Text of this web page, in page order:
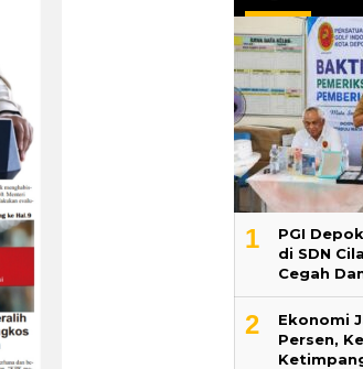
1
PGI
di SDN
Cegah
2
Ekonomi
Persen,